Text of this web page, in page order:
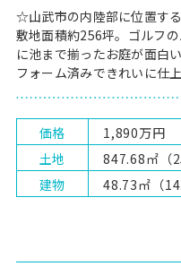
☆山武市の内陸部に位置す
敷地面積約256坪。ゴルフ
に池まで揃ったお庭が面白
フォーム済みできれいに仕
価格
1,890万円
土地
847.68㎡（
建物
48.73㎡（